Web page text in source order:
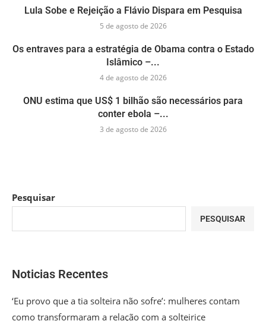
Lula Sobe e Rejeição a Flávio Dispara em Pesquisa
5 de agosto de 2026
Os entraves para a estratégia de Obama contra o Estado
Islâmico –...
4 de agosto de 2026
ONU estima que US$ 1 bilhão são necessários para
conter ebola –...
3 de agosto de 2026
Pesquisar
PESQUISAR
Noticias Recentes
‘Eu provo que a tia solteira não sofre’: mulheres contam
como transformaram a relação com a solteirice